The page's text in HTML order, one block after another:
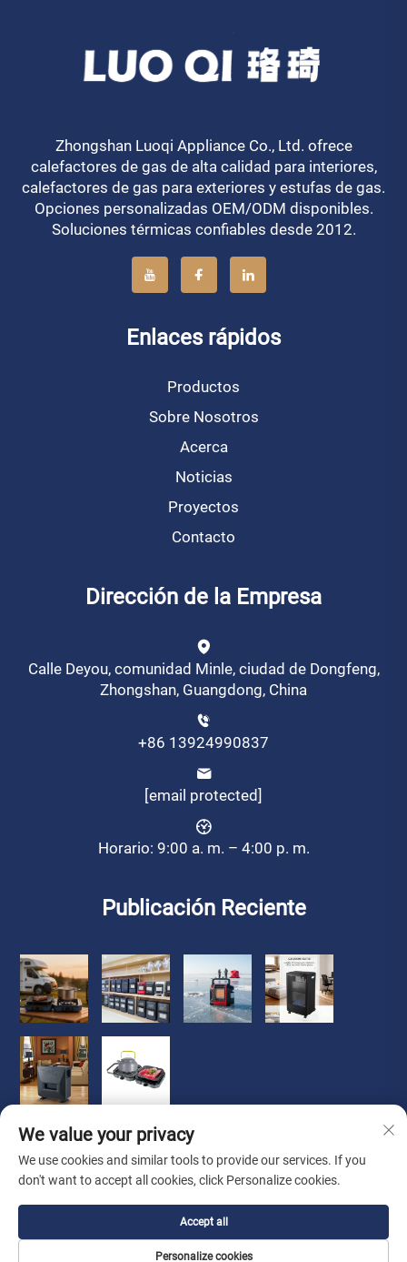
Zhongshan Luoqi Appliance Co., Ltd. ofrece
calefactores de gas de alta calidad para interiores,
calefactores de gas para exteriores y estufas de gas.
Opciones personalizadas OEM/ODM disponibles.
Soluciones térmicas confiables desde 2012.
Enlaces rápidos
Productos
Sobre Nosotros
Acerca
Noticias
Proyectos
Contacto
Dirección de la Empresa
Calle Deyou, comunidad Minle, ciudad de Dongfeng,
Zhongshan, Guangdong, China
+86 13924990837
[email protected]
Horario: 9:00 a. m. – 4:00 p. m.
Publicación Reciente
Copyright © 2026 Zhongshan Luoqi Appliance Co., Ltd. todos
los derechos reservados
We value your privacy
We use cookies and similar tools to provide our services. If you
don't want to accept all cookies, click Personalize cookies.
Personalize cookies
Accept all